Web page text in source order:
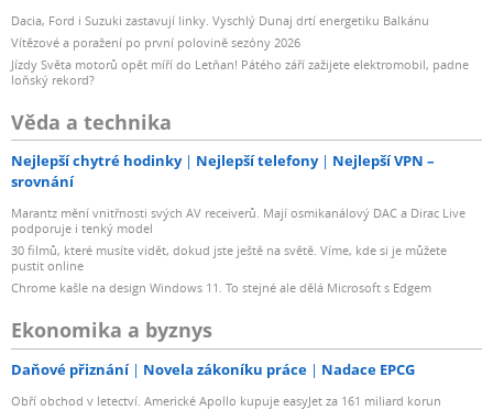
Dacia, Ford i Suzuki zastavují linky. Vyschlý Dunaj drtí energetiku Balkánu
Vítězové a poražení po první polovině sezóny 2026
Jízdy Světa motorů opět míří do Letňan! Pátého září zažijete elektromobil, padne
loňský rekord?
Věda a technika
Nejlepší chytré hodinky Nejlepší telefony
Nejlepší VPN –
srovnání
Marantz mění vnitřnosti svých AV receiverů. Mají osmikanálový DAC a Dirac Live
podporuje i tenký model
30 filmů, které musíte vidět, dokud jste ještě na světě. Víme, kde si je můžete
pustit online
Chrome kašle na design Windows 11. To stejné ale dělá Microsoft s Edgem
Ekonomika a byznys
Daňové přiznání Novela zákoníku práce Nadace EPCG
Obří obchod v letectví. Americké Apollo kupuje easyJet za 161 miliard korun